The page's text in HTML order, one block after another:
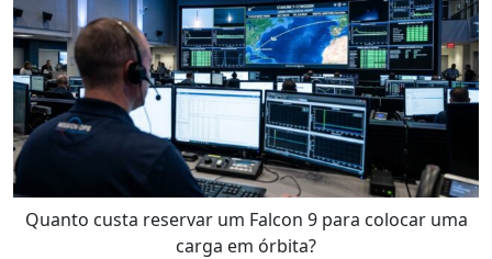
Quanto custa reservar um Falcon 9 para colocar uma
carga em órbita?